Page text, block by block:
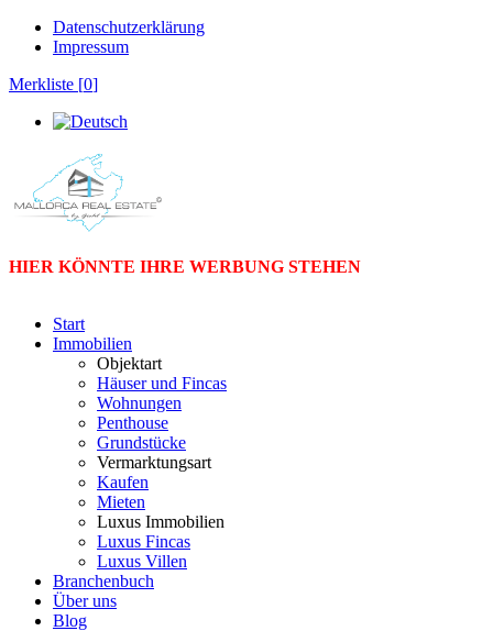
Datenschutzerklärung
Impressum
Merkliste [0]
HIER KÖNNTE IHRE WERBUNG STEHEN
Start
Immobilien
Objektart
Häuser und Fincas
Wohnungen
Penthouse
Grundstücke
Vermarktungsart
Kaufen
Mieten
Luxus Immobilien
Luxus Fincas
Luxus Villen
Branchenbuch
Über uns
Blog